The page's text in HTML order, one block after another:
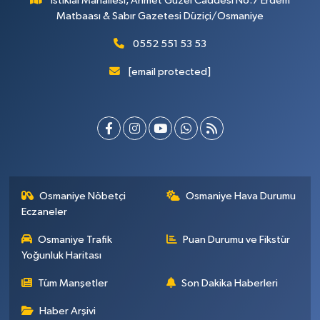
Matbaası & Sabır Gazetesi Düziçi/Osmaniye
0552 551 53 53
[email protected]
Osmaniye Nöbetçi
Eczaneler
Osmaniye Hava Durumu
Osmaniye Trafik
Yoğunluk Haritası
Puan Durumu ve Fikstür
Tüm Manşetler Son Dakika Haberleri
Haber Arşivi